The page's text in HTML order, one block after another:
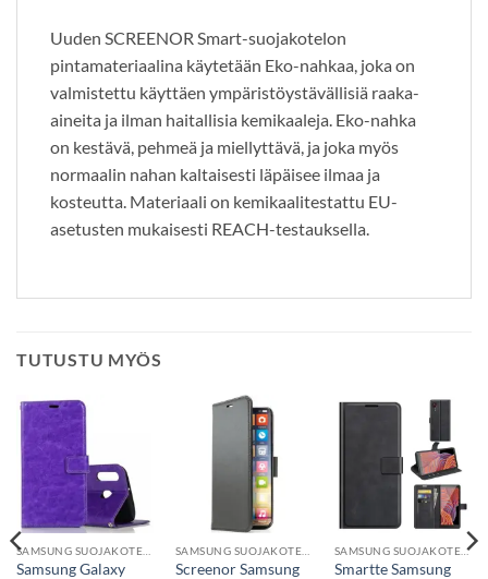
Uuden SCREENOR Smart-suojakotelon
pintamateriaalina käytetään Eko-nahkaa, joka on
valmistettu käyttäen ympäristöystävällisiä raaka-
aineita ja ilman haitallisia kemikaaleja. Eko-nahka
on kestävä, pehmeä ja miellyttävä, ja joka myös
normaalin nahan kaltaisesti läpäisee ilmaa ja
kosteutta. Materiaali on kemikaalitestattu EU-
asetusten mukaisesti REACH-testauksella.
TUTUSTU MYÖS
Samsung Galaxy
Screenor Samsung
SAMSUNG SUOJAKOTELO
Smartte Samsung